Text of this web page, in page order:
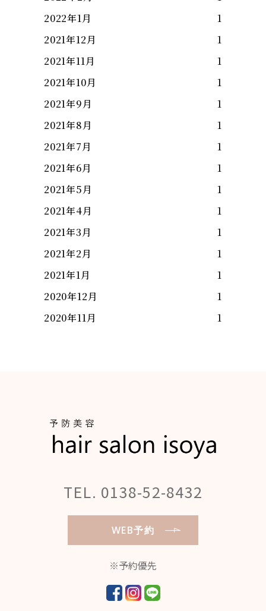
2022年1月
1
2021年12月
1
2021年11月
1
2021年10月
1
2021年9月
1
2021年8月
1
2021年7月
1
2021年6月
1
2021年5月
1
2021年4月
1
2021年3月
1
2021年2月
1
2021年1月
1
2020年12月
1
2020年11月
1
TEL. 0138-52-8432
WEB予約
※予約優先